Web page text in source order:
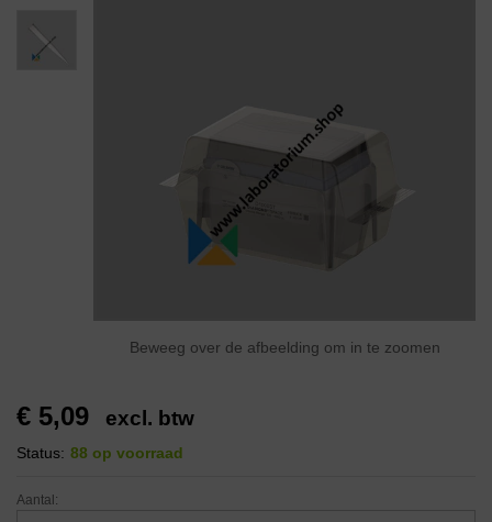
Beweeg over de afbeelding om in te zoomen
€ 5,09 excl. btw
Status: 88 op voorraad
Aantal: